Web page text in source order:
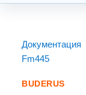
Документация
Fm445
BUDERUS